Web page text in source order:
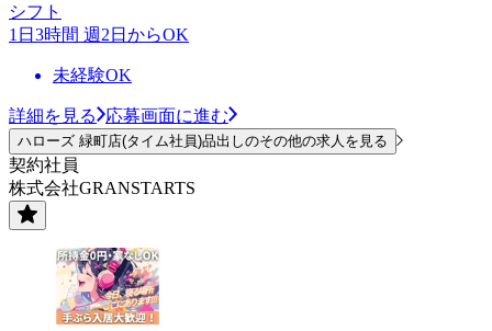
シフト
1日3時間 週2日からOK
未経験OK
詳細を見る 応募画面に進む
ハローズ 緑町店(タイム社員)品出しのその他の求人を見る
契約社員
株式会社GRANSTARTS